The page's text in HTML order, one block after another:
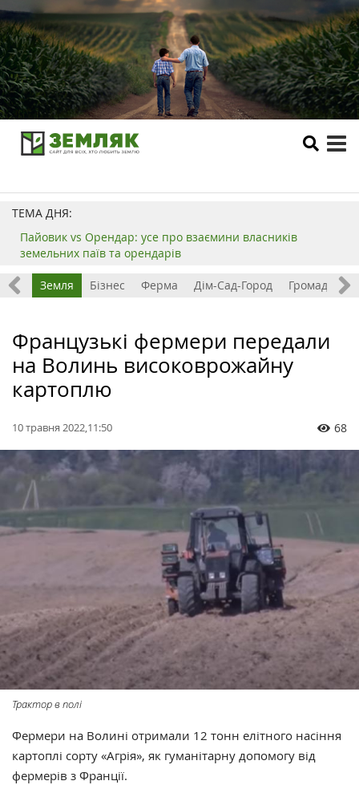
ТЕМА ДНЯ:
Пайовик vs Орендар: усе про взаємини власників
земельних паїв та орендарів
Все Земля Бізнес Ферма Дім-Сад-Город Громада
Французькі фермери передали
на Волинь високоврожайну
картоплю
10 травня 2022,11:50 68
Трактор в полі
Фермери на Волині отримали 12 тонн елітного насіння
картоплі сорту «Агрія», як гуманітарну допомогу від
фермерів з Франції.